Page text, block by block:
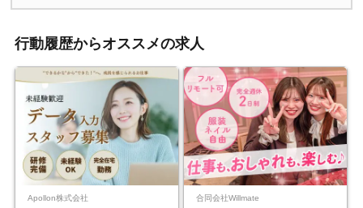
行動履歴からオススメの求人
Apollon株式会社 合同会社Willmate